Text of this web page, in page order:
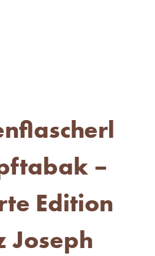
–
Edition
Joseph